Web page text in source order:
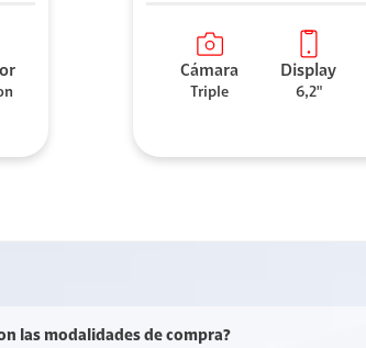
Cámara
Triple
Display
6,2"
las modalidades de compra?